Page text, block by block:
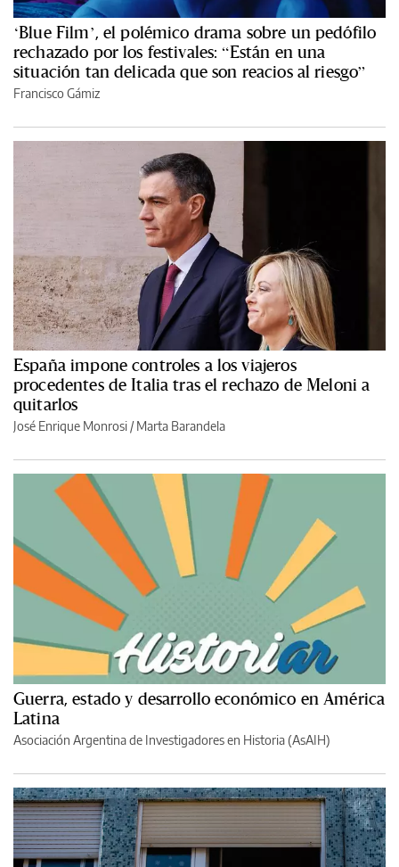
‘Blue Film’, el polémico drama sobre un pedófilo
rechazado por los festivales: “Están en una
situación tan delicada que son reacios al riesgo”
Francisco Gámiz
España impone controles a los viajeros
procedentes de Italia tras el rechazo de Meloni a
quitarlos
José Enrique Monrosi / Marta Barandela
Guerra, estado y desarrollo económico en América
Latina
Asociación Argentina de Investigadores en Historia (AsAIH)